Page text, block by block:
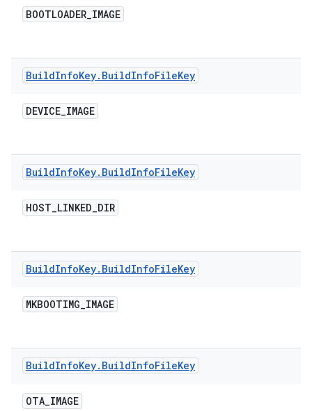
BOOTLOADER_IMAGE
BuildInfoKey. BuildInfoFileKey
DEVICE_IMAGE
BuildInfoKey. BuildInfoFileKey
HOST_LINKED_DIR
BuildInfoKey. BuildInfoFileKey
MKBOOTIMG_IMAGE
BuildInfoKey. BuildInfoFileKey
OTA_IMAGE